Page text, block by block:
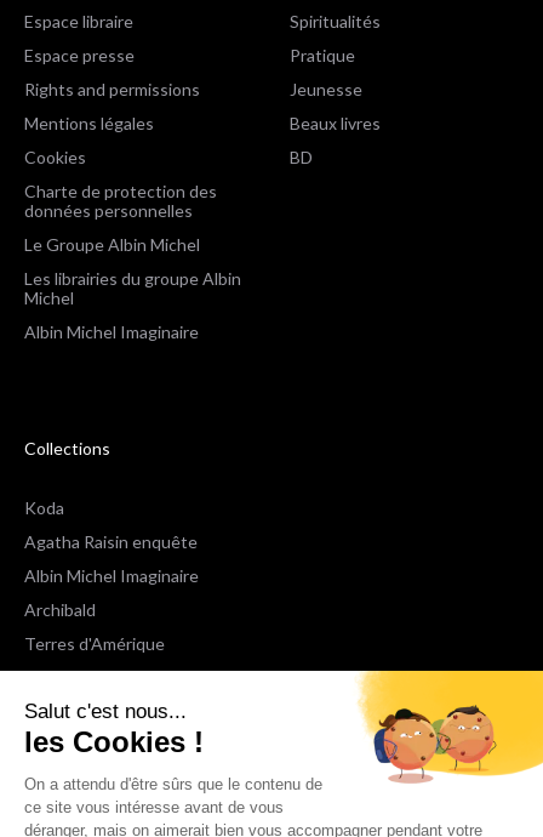
Salut c'est nous...
les Cookies !
On a attendu d'être sûrs que le contenu de
ce site vous intéresse avant de vous
déranger, mais on aimerait bien vous accompagner pendant votre
Espace libraire
Espace presse
Rights and permissions
Mentions légales
Cookies
Charte de protection des
données personnelles
Le Groupe Albin Michel
Les librairies du groupe Albin
Michel
Albin Michel Imaginaire
Spiritualités
Pratique
Jeunesse
Beaux livres
BD
Collections
Koda
Agatha Raisin enquête
Albin Michel Imaginaire
Archibald
Terres d'Amérique
Espaces Libres Poche
NOX
Wiz
Voir toutes les collections